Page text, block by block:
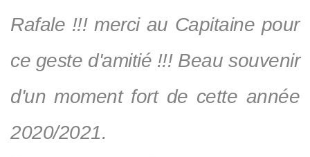
Rafale !!! merci au Capitaine pour
ce geste d'amitié !!! Beau souvenir
d'un moment fort de cette année
2020/2021.